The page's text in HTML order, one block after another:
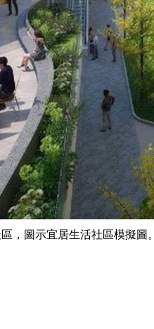
，圖示宜居生活社區模擬圖。